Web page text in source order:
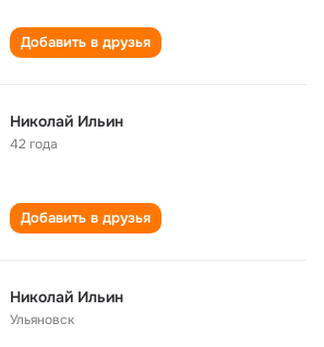
Добавить в друзья
Николай Ильин
42 года
Добавить в друзья
Николай Ильин
Ульяновск